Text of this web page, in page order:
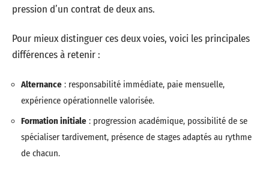
pression d’un contrat de deux ans.
Pour mieux distinguer ces deux voies, voici les principales
différences à retenir :
Alternance : responsabilité immédiate, paie mensuelle,
expérience opérationnelle valorisée.
Formation initiale : progression académique, possibilité de se
spécialiser tardivement, présence de stages adaptés au rythme
de chacun.